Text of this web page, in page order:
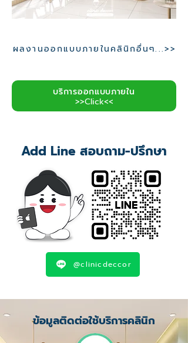
ผลงานออกแบบภายในคลินิกอื่นๆ...>>
บริการออกแบบภายใน
>>Click<<
Add Line สอบถาม-ปรึกษา
@clinicdeccor
ข้อมูลติดต่อใช้บริการคลินิก